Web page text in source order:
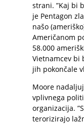
strani. ”Kaj bi
je Pentagon
našo
Američanom
58.000
Vietnamcev bi
jih pokončale
Moore
vplivnega
organizacija.
terorizirajo